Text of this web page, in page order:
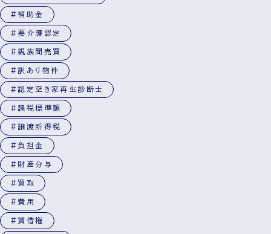
#補助金
#要介護認定
#親族間売買
#訳あり物件
#認定空き家再生診断士
#課税標準額
#譲渡所得税
#負担金
#財産分与
#買取
#費用
#賃借権